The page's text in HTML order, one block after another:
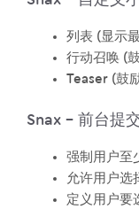
列表 (显示
行动召唤 (
Teaser (鼓
Snax – 前台提
强制用户至
允许用户选
定义用户要